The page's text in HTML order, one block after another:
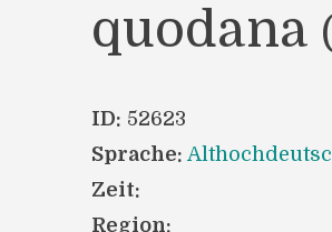
quodana
ID: 52623
Sprache:
Zeit:
Region: